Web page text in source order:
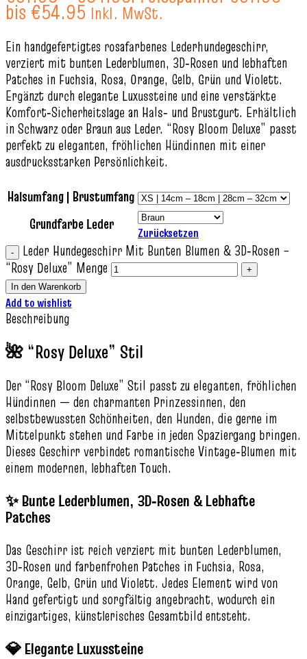
bis €54.95 Inkl. MwSt.
Ein handgefertigtes rosafarbenes Lederhundegeschirr,
verziert mit bunten Lederblumen, 3D‑Rosen und lebhaften
Patches in Fuchsia, Rosa, Orange, Gelb, Grün und Violett.
Ergänzt durch elegante Luxussteine und eine verstärkte
Komfort‑Sicherheitslage an Hals‑ und Brustgurt. Erhältlich
in Schwarz oder Braun aus Leder. “Rosy Bloom Deluxe” passt
perfekt zu eleganten, fröhlichen Hündinnen mit einer
ausdrucksstarken Persönlichkeit.
Halsumfang | Brustumfang
Grundfarbe Leder
Zurücksetzen
Leder Hundegeschirr Mit Bunten Blumen & 3D‑Rosen –
“Rosy Deluxe” Menge
In den Warenkorb
Add to wishlist
Beschreibung
🌺 “Rosy Deluxe” Stil
Der “Rosy Bloom Deluxe” Stil passt zu eleganten, fröhlichen
Hündinnen — den charmanten Prinzessinnen, den
selbstbewussten Schönheiten, den Hunden, die gerne im
Mittelpunkt stehen und Farbe in jeden Spaziergang bringen.
Dieses Geschirr verbindet romantische Vintage‑Blumen mit
einem modernen, lebhaften Touch.
✨ Bunte Lederblumen, 3D‑Rosen & Lebhafte
Patches
Das Geschirr ist reich verziert mit bunten Lederblumen,
3D‑Rosen und farbenfrohen Patches in Fuchsia, Rosa,
Orange, Gelb, Grün und Violett. Jedes Element wird von
Hand gefertigt und sorgfältig angebracht, wodurch ein
einzigartiges, künstlerisches Gesamtbild entsteht.
💎 Elegante Luxussteine